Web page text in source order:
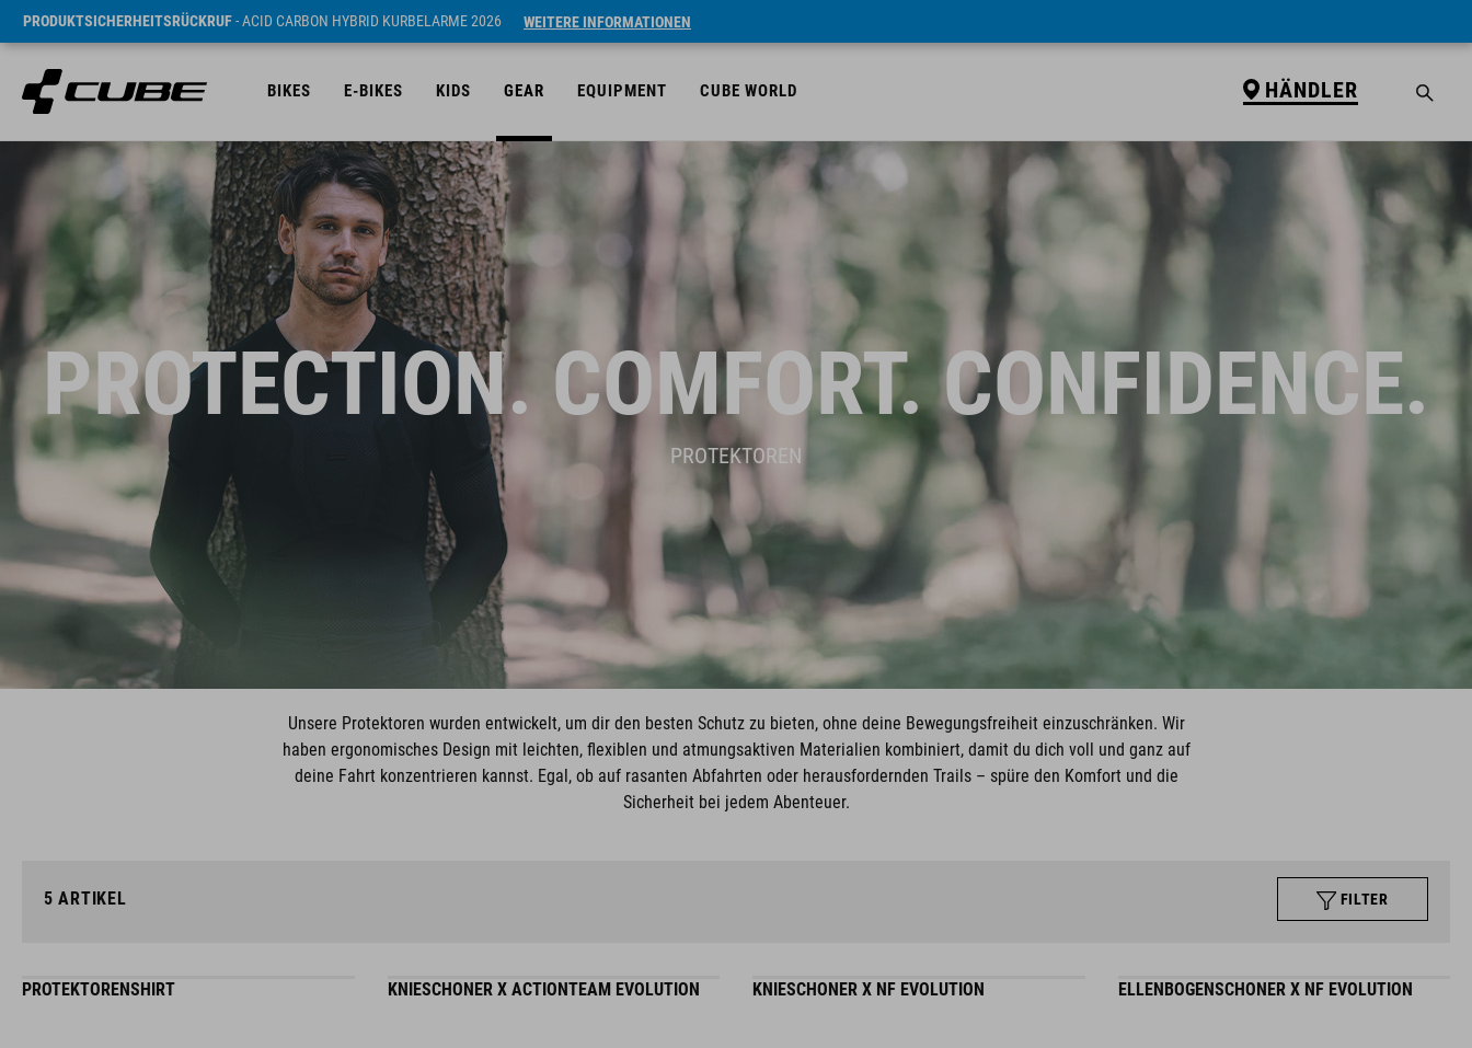
PRODUKTSICHERHEITSRÜCKRUF- ACID CARBON HYBRID KURBELARME 2026 WEITERE INFORMATIONEN
BIKES E-BIKES KIDS GEAR EQUIPMENT CUBE WORLD HÄNDLER
PROTECTION. COMFORT. CONFIDENCE.
PROTEKTOREN
Unsere Protektoren wurden entwickelt, um dir den besten Schutz zu bieten, ohne deine Bewegungsfreiheit einzuschränken. Wir
haben ergonomisches Design mit leichten, flexiblen und atmungsaktiven Materialien kombiniert, damit du dich voll und ganz auf
deine Fahrt konzentrieren kannst. Egal, ob auf rasanten Abfahrten oder herausfordernden Trails – spüre den Komfort und die
Sicherheit bei jedem Abenteuer.
5 ARTIKEL FILTER
PROTEKTORENSHIRT KNIESCHONER X ACTIONTEAM EVOLUTION KNIESCHONER X NF EVOLUTION ELLENBOGENSCHONER X NF EVOLUTION